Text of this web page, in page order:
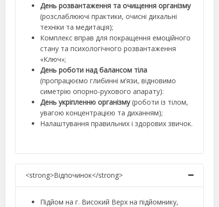
День розвантаження та очищення організму
(розслаблюючі практики, очисні дихальні
техніки та медитація);
Комплекс вправ для покращення емоційного
стану та психологічного розвантаження
«Ключ»;
День роботи над балансом тіла
(пропрацюємо глибинні м’язи, відновимо
симетрію опорно-рухового апарату):
День укріпленню організму(роботи із тілом,
увагою концентрацією та диханням);
Налаштування правильних і здорових звичок.
<strong>Відпочинок</strong>
Підйом на г. Високий Верх на підйомнику,